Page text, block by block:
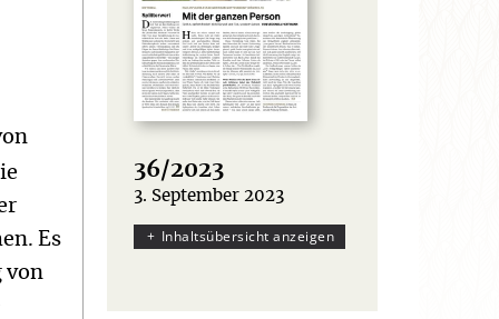
Es
von
36/2023
:
3. September 2023
Inhaltsübersicht anzeigen